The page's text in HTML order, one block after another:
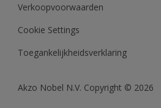
Verkoopvoorwaarden
Cookie Settings
Toegankelijkheidsverklaring
Akzo Nobel N.V. Copyright © 2026